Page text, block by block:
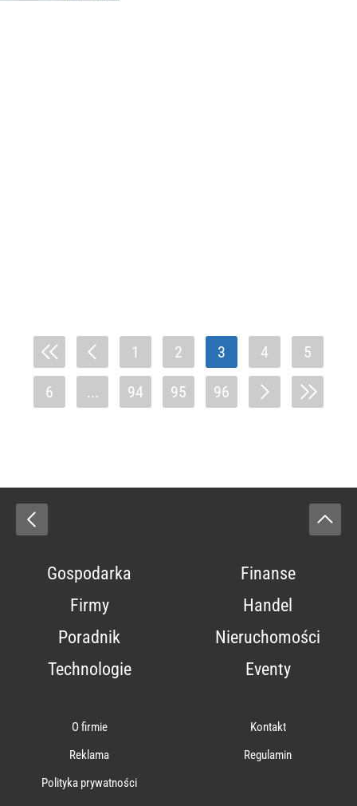
1 2 3 4 5
6 ... 94 95 96
Gospodarka
Finanse
Firmy
Handel
Poradnik
Nieruchomości
Technologie
Eventy
O firmie
Kontakt
Reklama
Regulamin
Polityka prywatności